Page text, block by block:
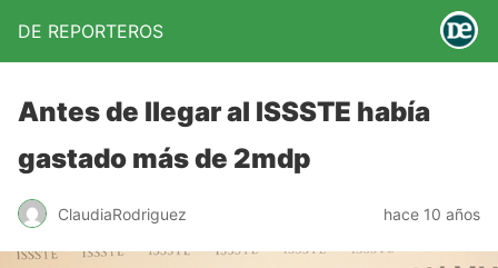
DE REPORTEROS
Antes de llegar al ISSSTE había
gastado más de 2mdp
ClaudiaRodriguez hace 10 años